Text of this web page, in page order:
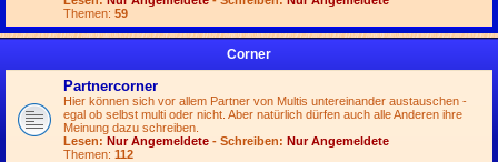
Themen: 59
Corner
Partnercorner
Hier können sich vor allem Partner von Multis untereinander austauschen -
egal ob selbst multi oder nicht. Aber natürlich dürfen auch alle Anderen ihre
Meinung dazu schreiben.
Lesen: Nur Angemeldete - Schreiben: Nur Angemeldete
Themen: 112